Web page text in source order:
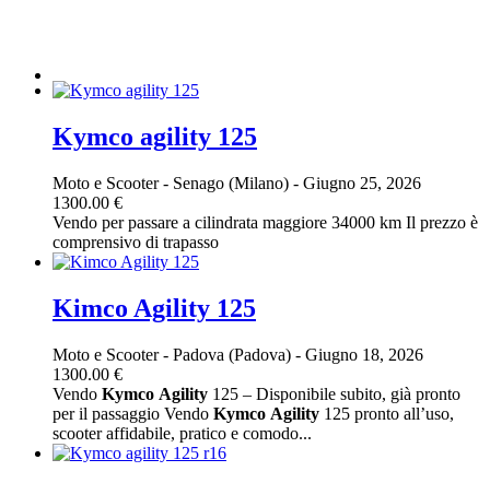
Kymco agility 125
Moto e Scooter- Senago (Milano) - Giugno 25, 2026
1300.00 €
Vendo per passare a cilindrata maggiore 34000 km Il prezzo è
comprensivo di trapasso
Kimco Agility 125
Moto e Scooter- Padova (Padova) - Giugno 18, 2026
1300.00 €
Vendo Kymco Agility 125 – Disponibile subito, già pronto
per il passaggio Vendo Kymco Agility 125 pronto all’uso,
scooter affidabile, pratico e comodo...